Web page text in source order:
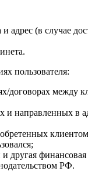
адрес (в случае
пользователя:
договорах между
и направленных в
другая
РФ.